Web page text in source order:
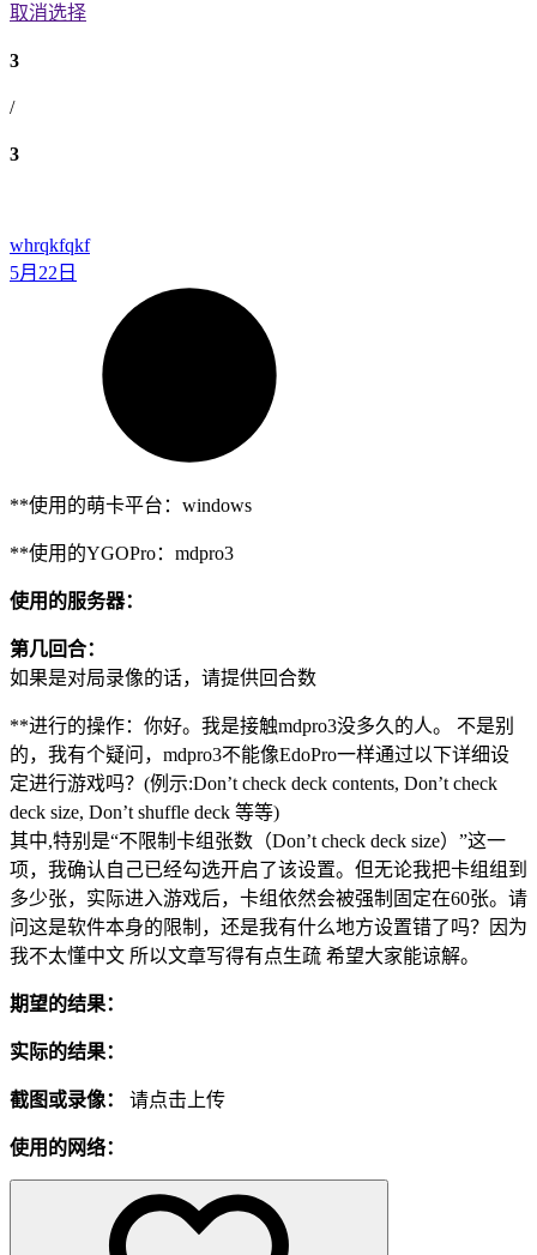
取消选择
3
/
3
whrqkfqkf
5月22日
**使用的萌卡平台：windows
**使用的YGOPro：mdpro3
使用的服务器：
第几回合：
如果是对局录像的话，请提供回合数
**进行的操作：你好。我是接触mdpro3没多久的人。 不是别
的，我有个疑问，mdpro3不能像EdoPro一样通过以下详细设
定进行游戏吗？(例示:Don’t check deck contents, Don’t check
deck size, Don’t shuffle deck 等等)
其中,特别是“不限制卡组张数（Don’t check deck size）”这一
项，我确认自己已经勾选开启了该设置。但无论我把卡组组到
多少张，实际进入游戏后，卡组依然会被强制固定在60张。请
问这是软件本身的限制，还是我有什么地方设置错了吗？因为
我不太懂中文 所以文章写得有点生疏 希望大家能谅解。
期望的结果：
实际的结果：
截图或录像： 请点击上传
使用的网络：